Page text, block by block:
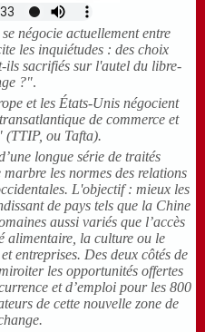
négocie actuellement entre
les inquiétudes : des choix
ils sacrifiés sur l'autel du libre-
?".
et les États-Unis négocient
de commerce et
(TTIP, ou Tafta).
longue série de traités
les normes des relations
L'objectif : mieux les
de pays tels que la Chine
aussi variés que l’accès
alimentaire, la culture ou le
entreprises. Des deux côtés de
les opportunités offertes
et d’emploi pour les 800
de cette nouvelle zone de